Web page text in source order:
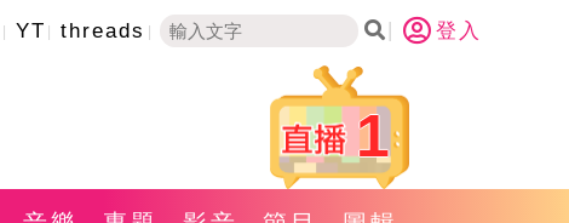
YT threads 登入
1